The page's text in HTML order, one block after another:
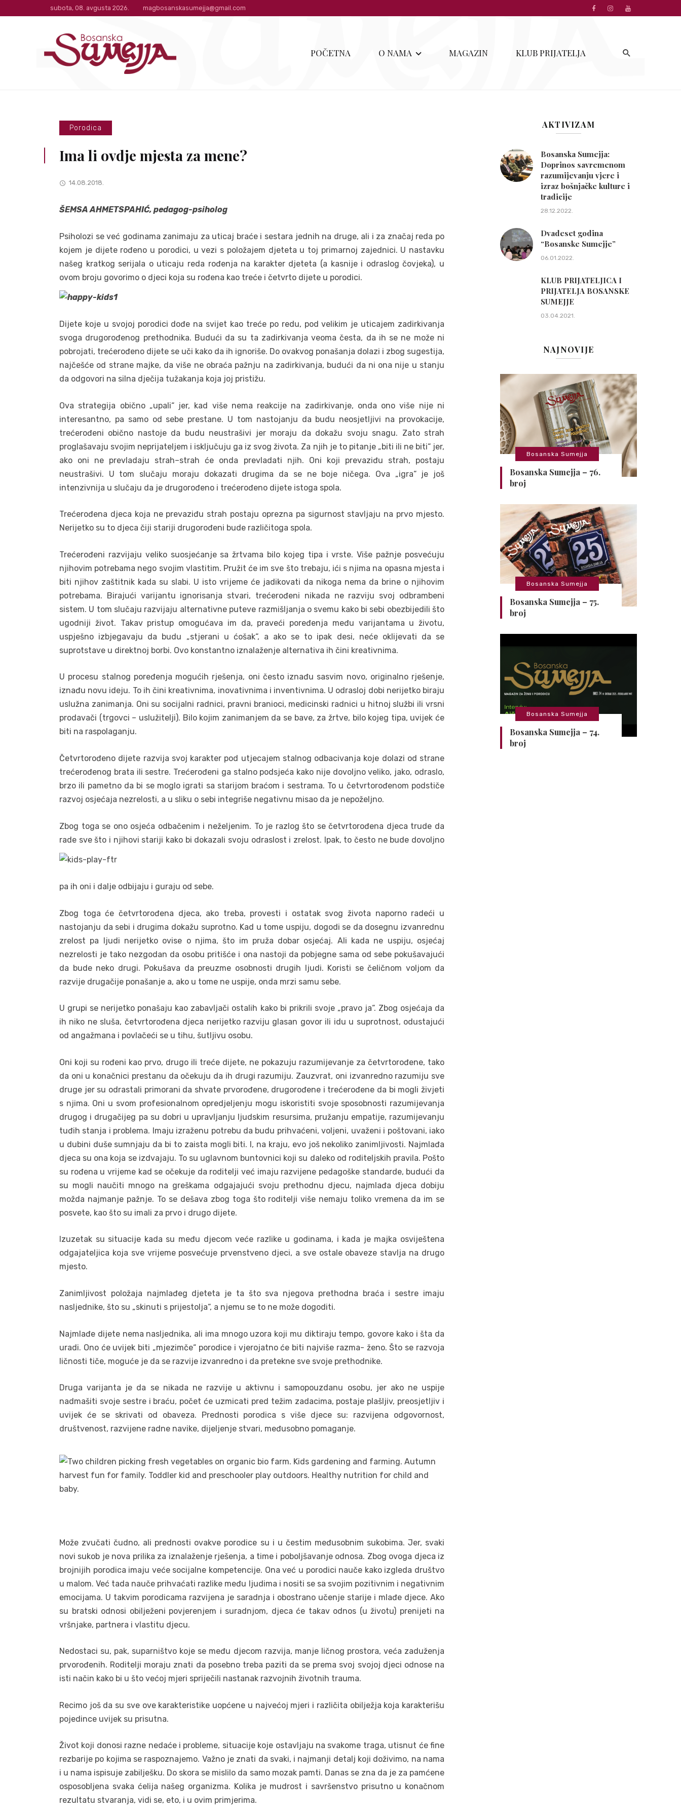
subota, 08. avgusta 2026. magbosanskasumejja@gmail.com
POČETNA O NAMA MAGAZIN KLUB PRIJATELJA
Porodica
Ima li ovdje mjesta za mene?
14.08.2018.
ŠEMSA AHMETSPAHIĆ, pedagog-psiholog
Psiholozi se već godinama zanimaju za uticaj braće i sestara jednih na druge, ali i za značaj reda po
kojem je dijete rođeno u porodici, u vezi s položajem djeteta u toj primarnoj zajednici. U nastavku
našeg kratkog serijala o uticaju reda rođenja na karakter djeteta (a kasnije i odraslog čovjeka), u
ovom broju govorimo o djeci koja su rođena kao treće i četvrto dijete u porodici.
Dijete koje u svojoj porodici dođe na svijet kao treće po redu, pod velikim je uticajem zadirkivanja
svoga drugorođenog prethodnika. Budući da su ta zadirkivanja veoma česta, da ih se ne može ni
pobrojati, trećerođeno dijete se uči kako da ih ignoriše. Do ovakvog ponašanja dolazi i zbog sugestija,
najčešće od strane majke, da više ne obraća pažnju na zadirkivanja, budući da ni ona nije u stanju
da odgovori na silna dječija tužakanja koja joj pristižu.
Ova strategija obično „upali“ jer, kad više nema reakcije na zadirkivanje, onda ono više nije ni
interesantno, pa samo od sebe prestane. U tom nastojanju da budu neosjetljivi na provokacije,
trećerođeni obično nastoje da budu neustrašivi jer moraju da dokažu svoju snagu. Zato strah
proglašavaju svojim neprijateljem i isključuju ga iz svog života. Za njih je to pitanje „biti ili ne biti“ jer,
ako oni ne prevladaju strah–strah će onda prevladati njih. Oni koji prevaziđu strah, postaju
neustrašivi. U tom slučaju moraju dokazati drugima da se ne boje ničega. Ova „igra“ je još
intenzivnija u slučaju da je drugorođeno i trećerođeno dijete istoga spola.
Trećerođena djeca koja ne prevaziđu strah postaju oprezna pa sigurnost stavljaju na prvo mjesto.
Nerijetko su to djeca čiji stariji drugorođeni bude različitoga spola.
Trećerođeni razvijaju veliko suosjećanje sa žrtvama bilo kojeg tipa i vrste. Više pažnje posvećuju
njihovim potrebama nego svojim vlastitim. Pružit će im sve što trebaju, ići s njima na opasna mjesta i
biti njihov zaštitnik kada su slabi. U isto vrijeme će jadikovati da nikoga nema da brine o njihovim
potrebama. Birajući varijantu ignorisanja stvari, trećerođeni nikada ne razviju svoj odbrambeni
sistem. U tom slučaju razvijaju alternativne puteve razmišljanja o svemu kako bi sebi obezbijedili što
ugodniji život. Takav pristup omogućava im da, praveći poređenja među varijantama u životu,
uspješno izbjegavaju da budu „stjerani u ćošak“, a ako se to ipak desi, neće oklijevati da se
suprotstave u direktnoj borbi. Ovo konstantno iznalaženje alternativa ih čini kreativnima.
U procesu stalnog poređenja mogućih rješenja, oni često iznađu sasvim novo, originalno rješenje,
iznađu novu ideju. To ih čini kreativnima, inovativnima i inventivnima. U odrasloj dobi nerijetko biraju
uslužna zanimanja. Oni su socijalni radnici, pravni branioci, medicinski radnici u hitnoj službi ili vrsni
prodavači (trgovci – uslužitelji). Bilo kojim zanimanjem da se bave, za žrtve, bilo kojeg tipa, uvijek će
biti na raspolaganju.
Četvrtorođeno dijete razvija svoj karakter pod utjecajem stalnog odbacivanja koje dolazi od strane
trećerođenog brata ili sestre. Trećerođeni ga stalno podsjeća kako nije dovoljno veliko, jako, odraslo,
brzo ili pametno da bi se moglo igrati sa starijom braćom i sestrama. To u četvrtorođenom podstiče
razvoj osjećaja nezrelosti, a u sliku o sebi integriše negativnu misao da je nepoželjno.
Zbog toga se ono osjeća odbačenim i neželjenim. To je razlog što se četvrtorođena djeca trude da
rade sve što i njihovi stariji kako bi dokazali svoju odraslost i zrelost. Ipak, to često ne bude dovoljno
pa ih oni i dalje odbijaju i guraju od sebe.
Zbog toga će četvrtorođena djeca, ako treba, provesti i ostatak svog života naporno radeći u
nastojanju da sebi i drugima dokažu suprotno. Kad u tome uspiju, dogodi se da dosegnu izvanrednu
zrelost pa ljudi nerijetko ovise o njima, što im pruža dobar osjećaj. Ali kada ne uspiju, osjećaj
nezrelosti je tako nezgodan da osobu pritišće i ona nastoji da pobjegne sama od sebe pokušavajući
da bude neko drugi. Pokušava da preuzme osobnosti drugih ljudi. Koristi se čeličnom voljom da
razvije drugačije ponašanje a, ako u tome ne uspije, onda mrzi samu sebe.
U grupi se nerijetko ponašaju kao zabavljači ostalih kako bi prikrili svoje „pravo ja“. Zbog osjećaja da
ih niko ne sluša, četvrtorođena djeca nerijetko razviju glasan govor ili idu u suprotnost, odustajući
od angažmana i povlačeći se u tihu, šutljivu osobu.
Oni koji su rođeni kao prvo, drugo ili treće dijete, ne pokazuju razumijevanje za četvrtorođene, tako
da oni u konačnici prestanu da očekuju da ih drugi razumiju. Zauzvrat, oni izvanredno razumiju sve
druge jer su odrastali primorani da shvate prvorođene, drugorođene i trećerođene da bi mogli živjeti
s njima. Oni u svom profesionalnom opredjeljenju mogu iskoristiti svoje sposobnosti razumijevanja
drugog i drugačijeg pa su dobri u upravljanju ljudskim resursima, pružanju empatije, razumijevanju
tuđih stanja i problema. Imaju izraženu potrebu da budu prihvaćeni, voljeni, uvaženi i poštovani, iako
u dubini duše sumnjaju da bi to zaista mogli biti. I, na kraju, evo još nekoliko zanimljivosti. Najmlađa
djeca su ona koja se izdvajaju. To su uglavnom buntovnici koji su daleko od roditeljskih pravila. Pošto
su rođena u vrijeme kad se očekuje da roditelji već imaju razvijene pedagoške standarde, budući da
su mogli naučiti mnogo na greškama odgajajući svoju prethodnu djecu, najmlađa djeca dobiju
možda najmanje pažnje. To se dešava zbog toga što roditelji više nemaju toliko vremena da im se
posvete, kao što su imali za prvo i drugo dijete.
Izuzetak su situacije kada su među djecom veće razlike u godinama, i kada je majka osviještena
odgajateljica koja sve vrijeme posvećuje prvenstveno djeci, a sve ostale obaveze stavlja na drugo
mjesto.
Zanimljivost položaja najmlađeg djeteta je ta što sva njegova prethodna braća i sestre imaju
nasljednike, što su „skinuti s prijestolja“, a njemu se to ne može dogoditi.
Najmlađe dijete nema nasljednika, ali ima mnogo uzora koji mu diktiraju tempo, govore kako i šta da
uradi. Ono će uvijek biti „mjezimče“ porodice i vjerojatno će biti najviše razma- ženo. Što se razvoja
ličnosti tiče, moguće je da se razvije izvanredno i da pretekne sve svoje prethodnike.
Druga varijanta je da se nikada ne razvije u aktivnu i samopouzdanu osobu, jer ako ne uspije
nadmašiti svoje sestre i braću, počet će uzmicati pred težim zadacima, postaje plašljiv, preosjetljiv i
uvijek će se skrivati od obaveza. Prednosti porodica s više djece su: razvijena odgovornost,
društvenost, razvijene radne navike, dijeljenje stvari, međusobno pomaganje.
Može zvučati čudno, ali prednosti ovakve porodice su i u čestim međusobnim sukobima. Jer, svaki
novi sukob je nova prilika za iznalaženje rješenja, a time i poboljšavanje odnosa. Zbog ovoga djeca iz
brojnijih porodica imaju veće socijalne kompetencije. Ona već u porodici nauče kako izgleda društvo
u malom. Već tada nauče prihvaćati razlike među ljudima i nositi se sa svojim pozitivnim i negativnim
emocijama. U takvim porodicama razvijena je saradnja i obostrano učenje starije i mlađe djece. Ako
su bratski odnosi obilježeni povjerenjem i suradnjom, djeca će takav odnos (u životu) prenijeti na
vršnjake, partnera i vlastitu djecu.
Nedostaci su, pak, suparništvo koje se među djecom razvija, manje ličnog prostora, veća zaduženja
prvorođenih. Roditelji moraju znati da posebno treba paziti da se prema svoj svojoj djeci odnose na
isti način kako bi u što većoj mjeri spriječili nastanak razvojnih životnih trauma.
Recimo još da su sve ove karakteristike uopćene u najvećoj mjeri i različita obilježja koja karakterišu
pojedince uvijek su prisutna.
Život koji donosi razne nedaće i probleme, situacije koje ostavljaju na svakome traga, utisnut će fine
rezbarije po kojima se raspoznajemo. Važno je znati da svaki, i najmanji detalj koji doživimo, na nama
i u nama ispisuje zabilješku. Do skora se mislilo da samo mozak pamti. Danas se zna da je za pamćene
osposobljena svaka ćelija našeg organizma. Kolika je mudrost i savršenstvo prisutno u konačnom
rezultatu stvaranja, vidi se, eto, i u ovim primjerima.
AKTIVIZAM
Bosanska Sumejja:
Doprinos savremenom
razumijevanju vjere i
izraz bošnjačke kulture i
tradicije
28.12.2022.
Dvadeset godina
“Bosanske Sumejje”
06.01.2022.
KLUB PRIJATELJICA I
PRIJATELJA BOSANSKE
SUMEJJE
03.04.2021.
NAJNOVIJE
Bosanska Sumejja
Bosanska Sumejja – 76.
broj
Bosanska Sumejja
Bosanska Sumejja – 75.
broj
Bosanska Sumejja
Bosanska Sumejja – 74.
broj